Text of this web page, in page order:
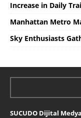
Increase in Daily
Manhattan Metro
Sky Enthusiasts
SUCUDO Dijital